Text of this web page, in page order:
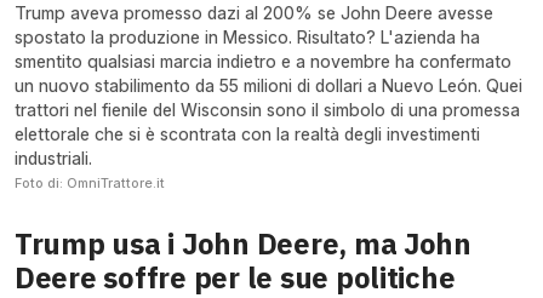
Trump aveva promesso dazi al 200% se John Deere avesse
spostato la produzione in Messico. Risultato? L'azienda ha
smentito qualsiasi marcia indietro e a novembre ha confermato
un nuovo stabilimento da 55 milioni di dollari a Nuevo León. Quei
trattori nel fienile del Wisconsin sono il simbolo di una promessa
elettorale che si è scontrata con la realtà degli investimenti
industriali.
Foto di: OmniTrattore.it
Trump usa i John Deere, ma John
Deere soffre per le sue politiche